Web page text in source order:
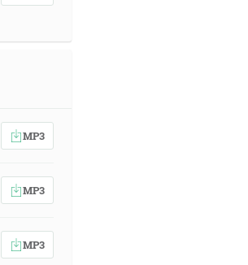
MP3
MP3
MP3